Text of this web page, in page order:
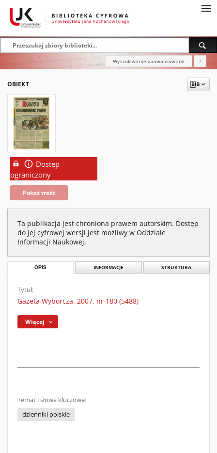
Wyszukiwanie zaawansowane ?
OBIEKT
Dostęp
ograniczony
Pokaż treść
Ta publikacja jest chroniona prawem autorskim. Dostęp
do jej cyfrowej wersji jest możliwy w Oddziale
Informacji Naukowej.
OPIS INFORMACJE STRUKTURA
Tytuł:
Gazeta Wyborcza. 2007, nr 180 (5488)
Więcej
Temat i słowa kluczowe:
dzienniki polskie